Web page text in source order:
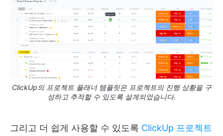
ClickUp의 프로젝트 플래너 템플릿은 프로젝트의 진행 상황을 구
성하고 추적할 수 있도록 설계되었습니다.
그리고 더 쉽게 사용할 수 있도록 ClickUp 프로젝트